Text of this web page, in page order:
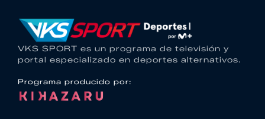
VKS SPORT es un programa de televisión y
portal especializado en deportes alternativos.
Programa producido por: